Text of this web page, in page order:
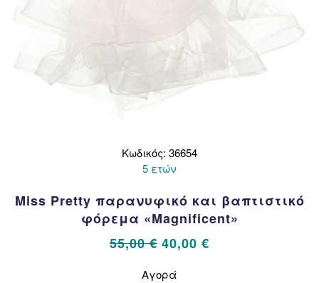
Κωδικός: 36654
5 ετών
Miss Pretty παρανυφικό και βαπτιστικό
φόρεμα «Magnificent»
55,00€ Original
was:
40,00 €
Αγορά